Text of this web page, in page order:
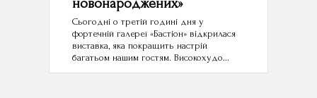
новонароджених»
Сьогодні о третій годині дня у
фортечній галереї «Бастіон» відкрилася
виставка, яка покращить настрій
багатьом нашим гостям. Високохудо...